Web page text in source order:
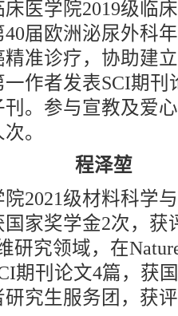
学院2019级临床
届欧洲泌尿外科
准诊疗，协助建
作者发表SCI期刊
。参与宣教及爱
。
程泽堃
级材料科学与
家奖学金2次，获
研究领域，在
期刊论文4篇，获
究生服务团，获